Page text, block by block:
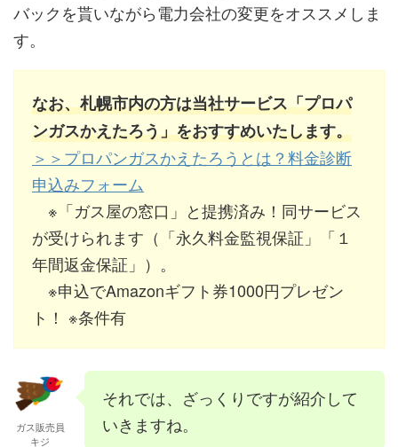
バックを貰いながら電力会社の変更をオススメしま
す。
なお、札幌市内の方は当社サービス「プロパ
ンガスかえたろう」をおすすめいたします。
＞＞プロパンガスかえたろうとは？料金診断
申込みフォーム
※「ガス屋の窓口」と提携済み！同サービス
が受けられます（「永久料金監視保証」「１
年間返金保証」）。
※申込でAmazonギフト券1000円プレゼン
ト！ ※条件有
ガス販売員
キジ
それでは、ざっくりですが紹介して
いきますね。